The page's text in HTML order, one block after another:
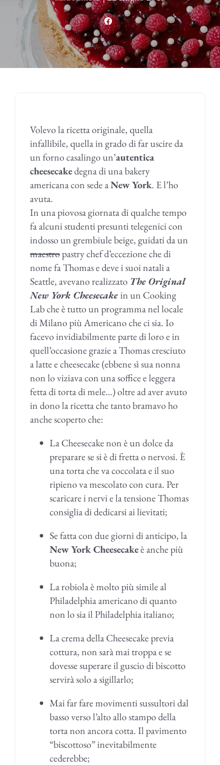
Volevo la ricetta originale, quella
infallibile, quella in grado di far uscire da
un forno casalingo un’autentica
cheesecakedegna di una bakery
americana con sede aNew York. E l’ho
avuta.
In una piovosa giornata di qualche tempo
fa alcuni studenti presunti telegenici con
indosso un grembiule beige, guidati da un
maestropastry chef d’eccezione che di
nome fa Thomas e deve i suoi natali a
Seattle, avevano realizzato The Original
New York Cheesecakein un Cooking
Lab che è tutto un programma nel locale
di Milano più Americano che ci sia.Io
facevo invidiabilmente parte di loro e in
quell’occasione grazie a Thomas cresciuto
a latte e cheesecake (ebbene sì sua nonna
non lo viziava con una soffice e leggera
fetta di torta di mele…) oltre ad aver avuto
in dono la ricetta che tanto bramavo ho
anche scoperto che:
La Cheesecake non è un dolce da
preparare se si è di fretta o nervosi. È
una torta che va coccolata e il suo
ripieno va mescolato con cura. Per
scaricare i nervi e la tensione Thomas
consiglia di dedicarsi ai lievitati;
Se fatta con due giorni di anticipo, la
New York Cheesecakeè anche più
buona;
La robiola è molto più simile al
Philadelphia americano di quanto
non lo sia il Philadelphia italiano;
La crema della Cheesecake previa
cottura, non sarà mai troppa e se
dovesse superare il guscio di biscotto
servirà solo a sigillarlo;
Mai far fare movimenti sussultori dal
basso verso l’alto allo stampo della
torta non ancora cotta. Il pavimento
“biscottoso” inevitabilmente
cederebbe;